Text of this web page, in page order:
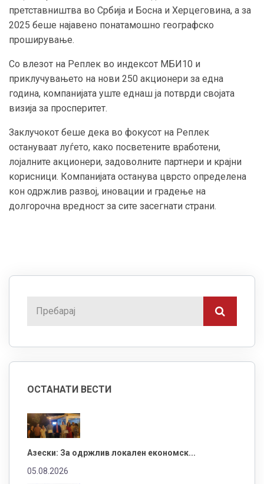
претставништва во Србија и Босна и Херцеговина, а за
2025 беше најавено понатамошно географско
проширување.
Со влезот на Реплек во индексот МБИ10 и
приклучувањето на нови 250 акционери за една
година, компанијата уште еднаш ја потврди својата
визија за просперитет.
Заклучокот беше дека во фокусот на Реплек
остануваат луѓето, како посветените вработени,
лојалните акционери, задоволните партнери и крајни
корисници. Компанијата останува цврсто определена
кон одржлив развој, иновации и градење на
долгорочна вредност за сите засегнати страни.
ОСТАНАТИ ВЕСТИ
Азески: За одржлив локален економск...
05.08.2026